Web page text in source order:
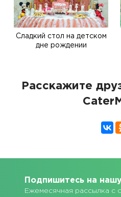
Сладкий стол на детском
дне рождении
Расскажите
Подпишитесь на
Ежемесячная рассылка с